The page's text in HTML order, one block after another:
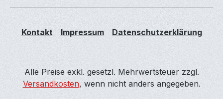
Kontakt Impressum Datenschutzerklärung
Alle Preise exkl. gesetzl. Mehrwertsteuer zzgl.
Versandkosten, wenn nicht anders angegeben.